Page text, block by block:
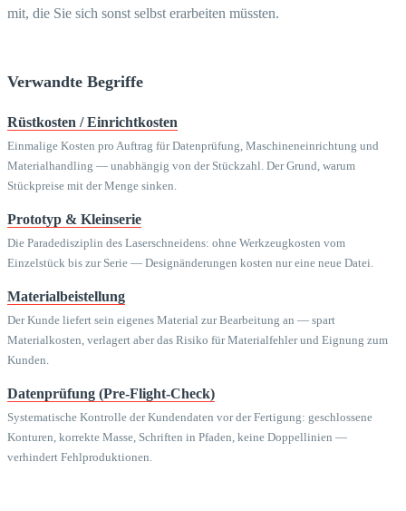
mit, die Sie sich sonst selbst erarbeiten müssten.
Verwandte Begriffe
Rüstkosten / Einrichtkosten
Einmalige Kosten pro Auftrag für Datenprüfung, Maschineneinrichtung und
Materialhandling — unabhängig von der Stückzahl. Der Grund, warum
Stückpreise mit der Menge sinken.
Prototyp & Kleinserie
Die Paradedisziplin des Laserschneidens: ohne Werkzeugkosten vom
Einzelstück bis zur Serie — Designänderungen kosten nur eine neue Datei.
Materialbeistellung
Der Kunde liefert sein eigenes Material zur Bearbeitung an — spart
Materialkosten, verlagert aber das Risiko für Materialfehler und Eignung zum
Kunden.
Datenprüfung (Pre-Flight-Check)
Systematische Kontrolle der Kundendaten vor der Fertigung: geschlossene
Konturen, korrekte Masse, Schriften in Pfaden, keine Doppellinien —
verhindert Fehlproduktionen.